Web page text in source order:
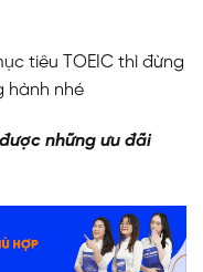
tiêu TOEIC thì đừng
hành nhé
những ưu đãi